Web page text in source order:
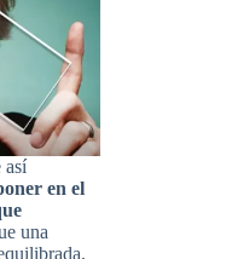
así
en el
una